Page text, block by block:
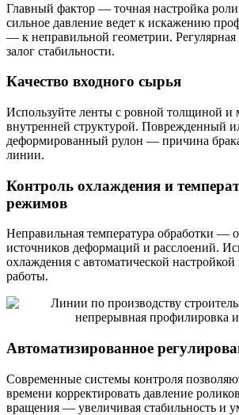
Главный фактор — точная настройка
сильное давление ведет к искажению
— к неправильной геометрии.
залог стабильности.
Качество входного сырья
Используйте ленты с ровной толщиной и
внутренней структурой. Поврежденный
деформированный рулон — причина
линии.
Контроль охлаждения и
режимов
Неправильная температура обработки —
источников деформаций и расслоений.
охлаждения с автоматической
работы.
Автоматизированное
Современные системы контроля
времени корректировать давление
вращения — увеличивая стабильность и